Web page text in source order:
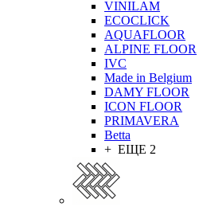
VINILAM
ECOCLICK
AQUAFLOOR
ALPINE FLOOR
IVC
Made in Belgium
DAMY FLOOR
ICON FLOOR
PRIMAVERA
Betta
+ ЕЩЕ 2